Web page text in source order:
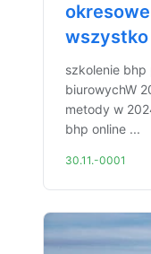
wszystko
szkolenie
biurowychW
metody w
bhp online ...
30.11.-0001